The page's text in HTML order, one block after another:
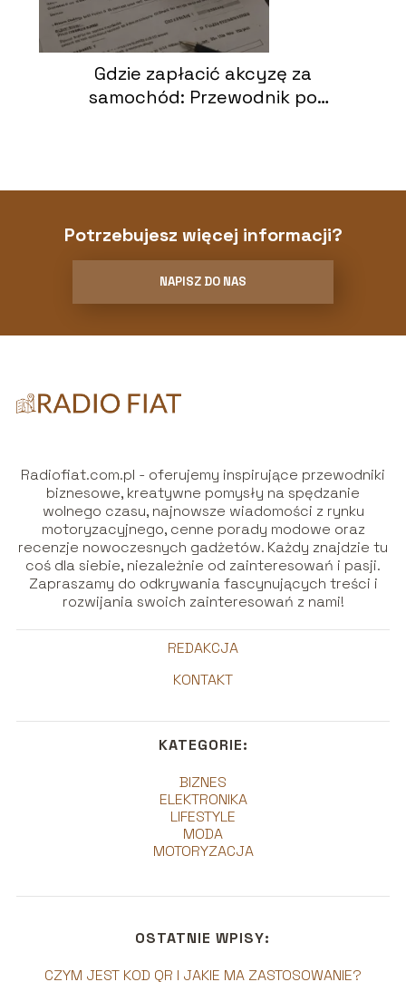
Gdzie zapłacić akcyzę za
samochód: Przewodnik po
Potrzebujesz więcej informacji?
NAPISZ DO NAS
Radiofiat.com.pl - oferujemy inspirujące przewodniki
biznesowe, kreatywne pomysły na spędzanie
wolnego czasu, najnowsze wiadomości z rynku
motoryzacyjnego, cenne porady modowe oraz
recenzje nowoczesnych gadżetów. Każdy znajdzie tu
coś dla siebie, niezależnie od zainteresowań i pasji.
Zapraszamy do odkrywania fascynujących treści i
rozwijania swoich zainteresowań z nami!
REDAKCJA
KONTAKT
KATEGORIE:
BIZNES
ELEKTRONIKA
LIFESTYLE
MODA
MOTORYZACJA
OSTATNIE WPISY:
CZYM JEST KOD QR I JAKIE MA ZASTOSOWANIE?